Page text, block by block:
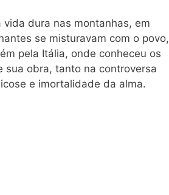
dura nas montanhas, em
se misturavam com o povo,
pela Itália, onde conheceu os
sua obra, tanto na controversa
e imortalidade da alma.